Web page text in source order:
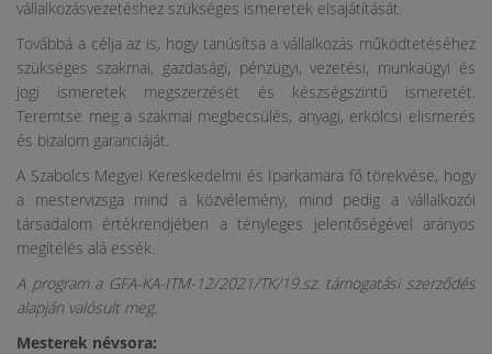
vállalkozásvezetéshez szükséges ismeretek elsajátítását.
Továbbá a célja az is, hogy tanúsítsa a vállalkozás működtetéséhez
szükséges szakmai, gazdasági, pénzügyi, vezetési, munkaügyi és
jogi ismeretek megszerzését és készségszintű ismeretét.
Teremtse meg a szakmai megbecsülés, anyagi, erkölcsi elismerés
és bizalom garanciáját.
A Szabolcs Megyei Kereskedelmi és Iparkamara fő törekvése, hogy
a mestervizsga mind a közvélemény, mind pedig a vállalkozói
társadalom értékrendjében a tényleges jelentőségével arányos
megítélés alá essék.
A program a GFA-KA-ITM-12/2021/TK/19.sz. támogatási szerződés
alapján valósult meg.
Mesterek névsora: